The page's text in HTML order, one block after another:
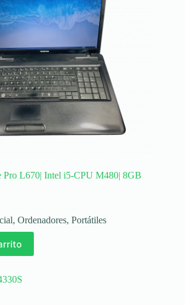
Pro L670| Intel i5-CPU M480| 8GB
, Ordenadores, Portátiles